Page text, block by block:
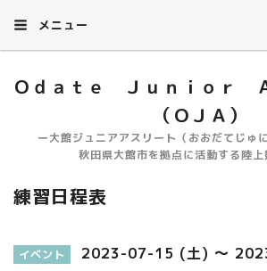
メニュー
Ｏｄａｔｅ Ｊｕｎｉｏｒ
（ＯＪＡ）
ー大館ジュニアアスリート（おおだてじゅ
秋田県大館市を拠点に活動する陸
練習日程表
イベント 2023-07-15 (土) ～